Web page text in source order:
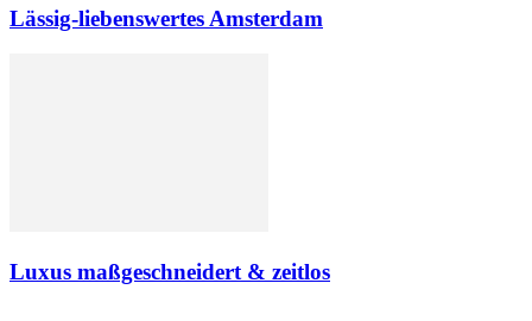
Lässig-liebenswertes Amsterdam
Luxus maßgeschneidert & zeitlos